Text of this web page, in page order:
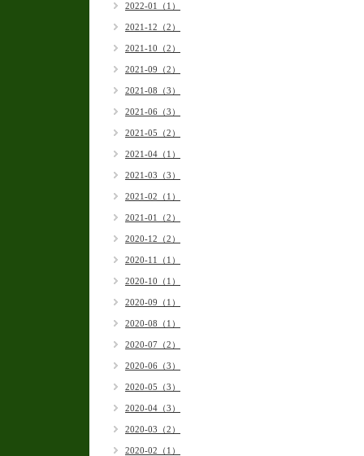
2022-01（1）
2021-12（2）
2021-10（2）
2021-09（2）
2021-08（3）
2021-06（3）
2021-05（2）
2021-04（1）
2021-03（3）
2021-02（1）
2021-01（2）
2020-12（2）
2020-11（1）
2020-10（1）
2020-09（1）
2020-08（1）
2020-07（2）
2020-06（3）
2020-05（3）
2020-04（3）
2020-03（2）
2020-02（1）